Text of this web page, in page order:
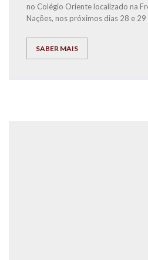
no Colégio Oriente localizado na
Nações, nos próximos dias 28 e
SABER MAIS